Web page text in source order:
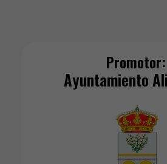
Promotor:
Ayuntamiento